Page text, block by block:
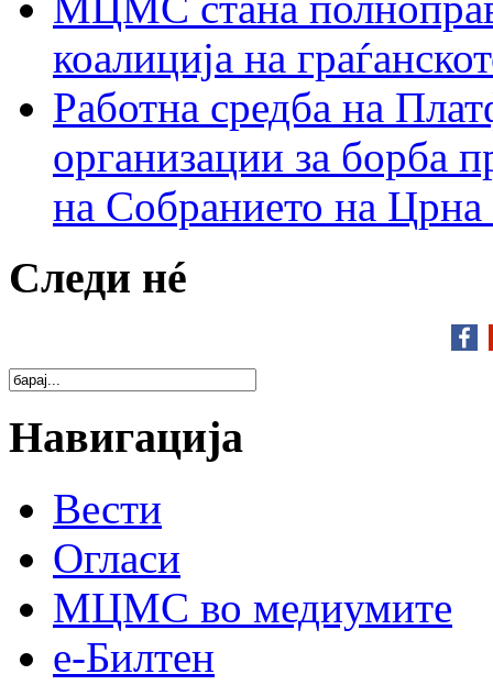
коалиција на
Работна средба на
организации за борба
на Собранието на Црна
Следи нé
Навигација
Вести
Огласи
МЦМС во медиумите
е-Билтен